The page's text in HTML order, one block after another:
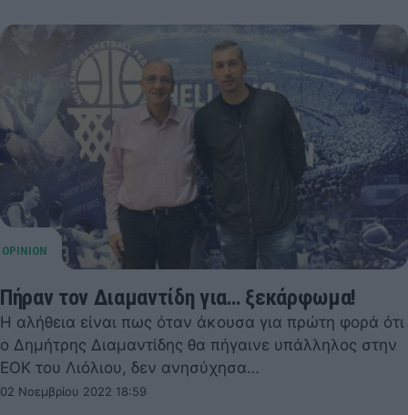
Πήραν τον Διαμαντίδη για… ξεκάρφωμα!
Η αλήθεια είναι πως όταν άκουσα για πρώτη φορά ότι
ο Δημήτρης Διαμαντίδης θα πήγαινε υπάλληλος στην
ΕΟΚ του Λιόλιου, δεν ανησύχησα…
02 Νοεμβρίου 2022 18:59